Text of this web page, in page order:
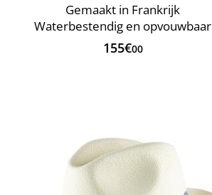
Gemaakt in Frankrijk
Waterbestendig en opvouwbaar
155€00